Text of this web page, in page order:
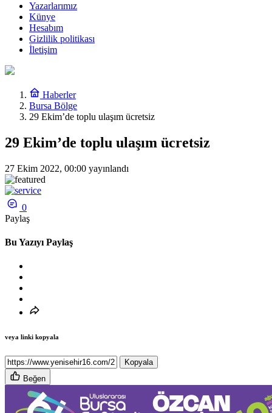
Yazarlarımız
Künye
Hesabım
Gizlilik politikası
İletişim
Haberler
Bursa Bölge
29 Ekim’de toplu ulaşım ücretsiz
29 Ekim’de toplu ulaşım ücretsiz
27 Ekim 2022, 00:00 yayınlandı
0
Paylaş
Bu Yazıyı Paylaş
veya linki kopyala
Kopyala
Beğen